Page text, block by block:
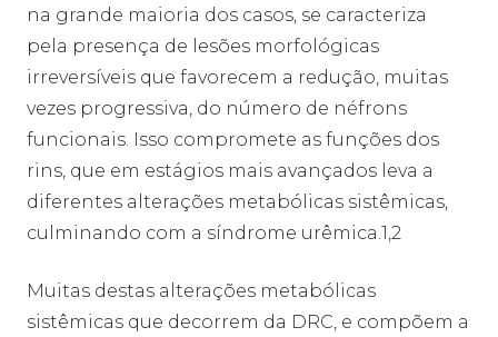
na grande maioria dos casos, se caracteriza
pela presença de lesões morfológicas
irreversíveis que favorecem a redução, muitas
vezes progressiva, do número de néfrons
funcionais. Isso compromete as funções dos
rins, que em estágios mais avançados leva a
diferentes alterações metabólicas sistêmicas,
culminando com a síndrome urêmica.1,2
Muitas destas alterações metabólicas
sistêmicas que decorrem da DRC, e compõem a